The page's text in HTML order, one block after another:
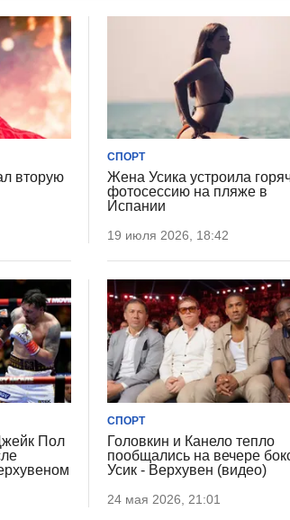
вторую
СПОРТ
Жена Усика устроила
фотосессию на пляже в
Испании
19 июля 2026, 18:42
Пол
СПОРТ
Головкин и Канело тепло
пообщались на вечере
Усик - Верхувен (видео)
24 мая 2026, 21:01